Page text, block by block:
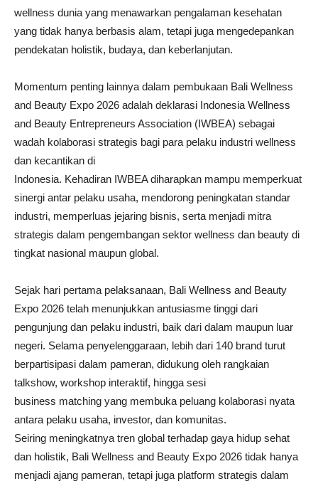
wellness dunia yang menawarkan pengalaman kesehatan
yang tidak hanya berbasis alam, tetapi juga mengedepankan
pendekatan holistik, budaya, dan keberlanjutan.
Momentum penting lainnya dalam pembukaan Bali Wellness
and Beauty Expo 2026 adalah deklarasi Indonesia Wellness
and Beauty Entrepreneurs Association (IWBEA) sebagai
wadah kolaborasi strategis bagi para pelaku industri wellness
dan kecantikan di
Indonesia. Kehadiran IWBEA diharapkan mampu memperkuat
sinergi antar pelaku usaha, mendorong peningkatan standar
industri, memperluas jejaring bisnis, serta menjadi mitra
strategis dalam pengembangan sektor wellness dan beauty di
tingkat nasional maupun global.
Sejak hari pertama pelaksanaan, Bali Wellness and Beauty
Expo 2026 telah menunjukkan antusiasme tinggi dari
pengunjung dan pelaku industri, baik dari dalam maupun luar
negeri. Selama penyelenggaraan, lebih dari 140 brand turut
berpartisipasi dalam pameran, didukung oleh rangkaian
talkshow, workshop interaktif, hingga sesi
business matching yang membuka peluang kolaborasi nyata
antara pelaku usaha, investor, dan komunitas.
Seiring meningkatnya tren global terhadap gaya hidup sehat
dan holistik, Bali Wellness and Beauty Expo 2026 tidak hanya
menjadi ajang pameran, tetapi juga platform strategis dalam